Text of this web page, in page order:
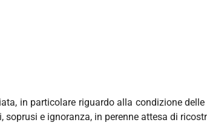
in particolare riguardo alla condizione delle
e ignoranza, in perenne attesa di